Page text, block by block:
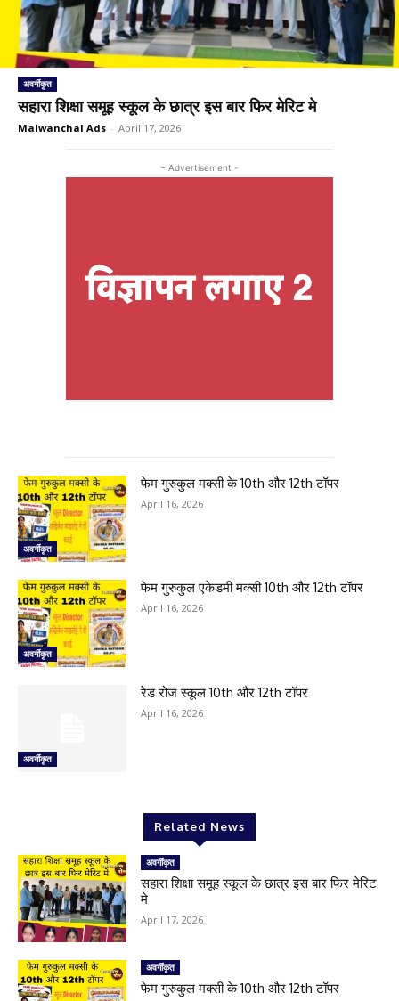
अवर्गीकृत
सहारा शिक्षा समूह स्कूल के छात्र इस बार फिर मेरिट मे
Malwanchal Ads - April 17, 2026
- Advertisement -
अवर्गीकृत
फेम गुरुकुल मक्सी के 10th और 12th टॉपर
April 16, 2026
अवर्गीकृत
फेम गुरुकुल एकेडमी मक्सी 10th और 12th टॉपर
April 16, 2026
अवर्गीकृत
रेड रोज स्कूल 10th और 12th टॉपर
April 16, 2026
Related News
अवर्गीकृत
सहारा शिक्षा समूह स्कूल के छात्र इस बार फिर मेरिट
मे
April 17, 2026
अवर्गीकृत
फेम गुरुकुल मक्सी के 10th और 12th टॉपर